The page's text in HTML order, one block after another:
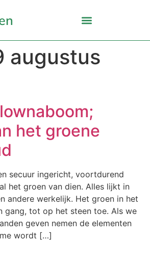
augustus
het groene
secuur ingericht, voortdurend
het groen van dien. Alles lijkt in
andere werkelijk. Het groen in het
gang, tot op het steen toe. Als we
geven nemen de elementen
wordt […]